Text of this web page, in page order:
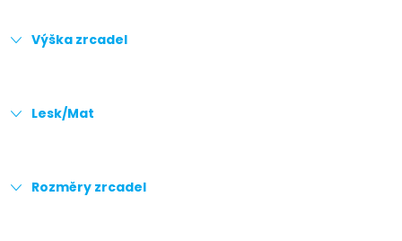
Výška zrcadel
Lesk/Mat
Rozměry zrcadel